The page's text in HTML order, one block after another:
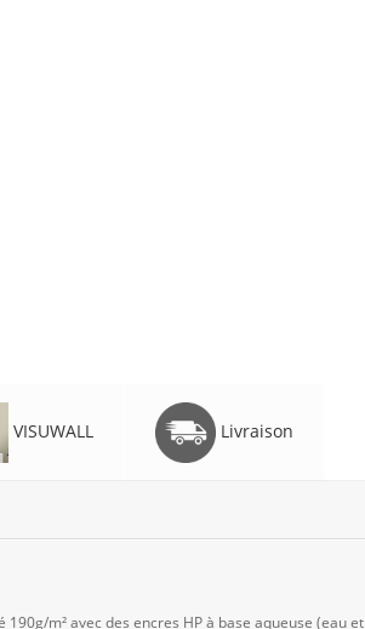
VISUWALL Livraison
m² avec des encres HP à base aqueuse (eau et